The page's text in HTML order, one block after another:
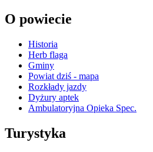
O powiecie
Historia
Herb flaga
Gminy
Powiat dziś - mapa
Rozkłady jazdy
Dyżury aptek
Ambulatoryjna Opieka Spec.
Turystyka